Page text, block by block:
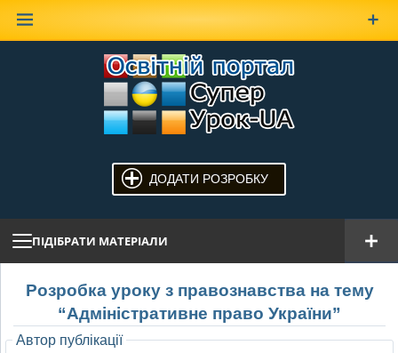
ДОДАТИ РОЗРОБКУ
ПІДІБРАТИ МАТЕРІАЛИ
Розробка уроку з правознавства на тему
“Адміністративне право України”
Автор публікації